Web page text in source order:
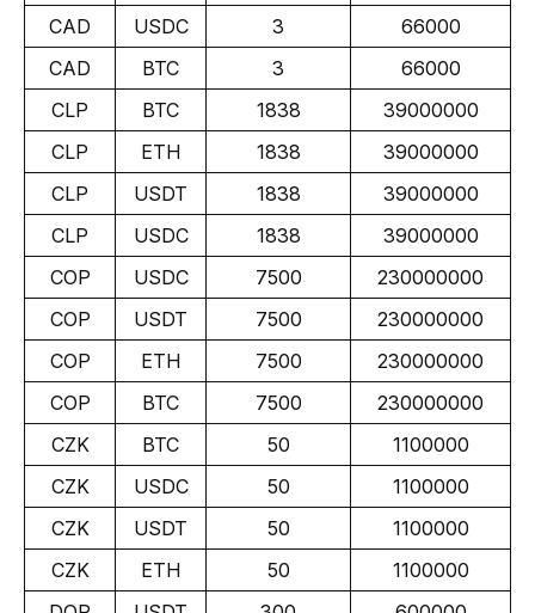
CAD
USDC 3
66000
CAD
BTC 3
66000
CLP
BTC 1838
39000000
CLP
ETH 1838
39000000
CLP
USDT 1838
39000000
CLP
USDC 1838
39000000
COP
USDC 7500
230000000
COP
USDT 7500
230000000
COP
ETH 7500
230000000
COP
BTC 7500
230000000
CZK
BTC 50
1100000
CZK
USDC 50
1100000
CZK
USDT 50
1100000
CZK
ETH 50
1100000